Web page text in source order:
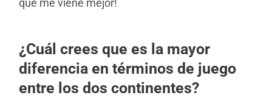
que me viene mejor!
¿Cuál crees que es la mayor
diferencia en términos de juego
entre los dos continentes?